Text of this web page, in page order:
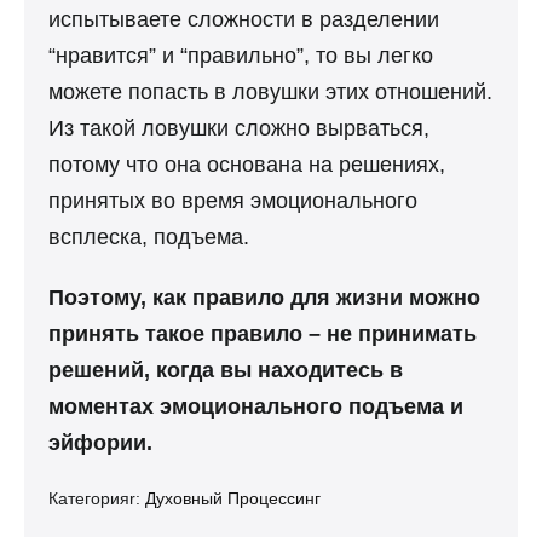
испытываете сложности в разделении
“нравится” и “правильно”, то вы легко
можете попасть в ловушки этих отношений.
Из такой ловушки сложно вырваться,
потому что она основана на решениях,
принятых во время эмоционального
всплеска, подъема.
Поэтому, как правило для жизни можно
принять такое правило – не принимать
решений, когда вы находитесь в
моментах эмоционального подъема и
эйфории.
Категорияr: Духовный Процессинг